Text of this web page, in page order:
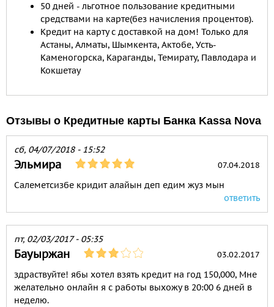
50 дней - льготное пользование кредитными
средствами на карте(без начисления процентов).
Кредит на карту с доставкой на дом! Только для
Астаны, Алматы, Шымкента, Актобе, Усть-
Каменогорска, Караганды, Темирату, Павлодара и
Кокшетау
Отзывы о Кредитные карты Банка Kassa Nova
сб, 04/07/2018 - 15:52
Эльмира 07.04.2018
Салеметсизбе кридит алайын деп едим жуз мын
ответить
пт, 02/03/2017 - 05:35
Бауыржан 03.02.2017
здраствуйте! ябы хотел взять кредит на год 150,000, Мне
желательно онлайн я с работы выхожу в 20:00 6 дней в
неделю.